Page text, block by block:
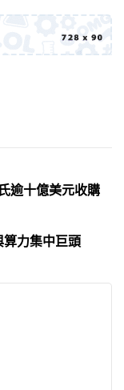
逾十億美元收購
力集中巨頭